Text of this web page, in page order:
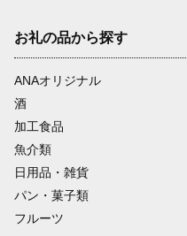
お礼の品から探す
ANAオリジナル
酒
加工食品
魚介類
日用品・雑貨
パン・菓子類
フルーツ